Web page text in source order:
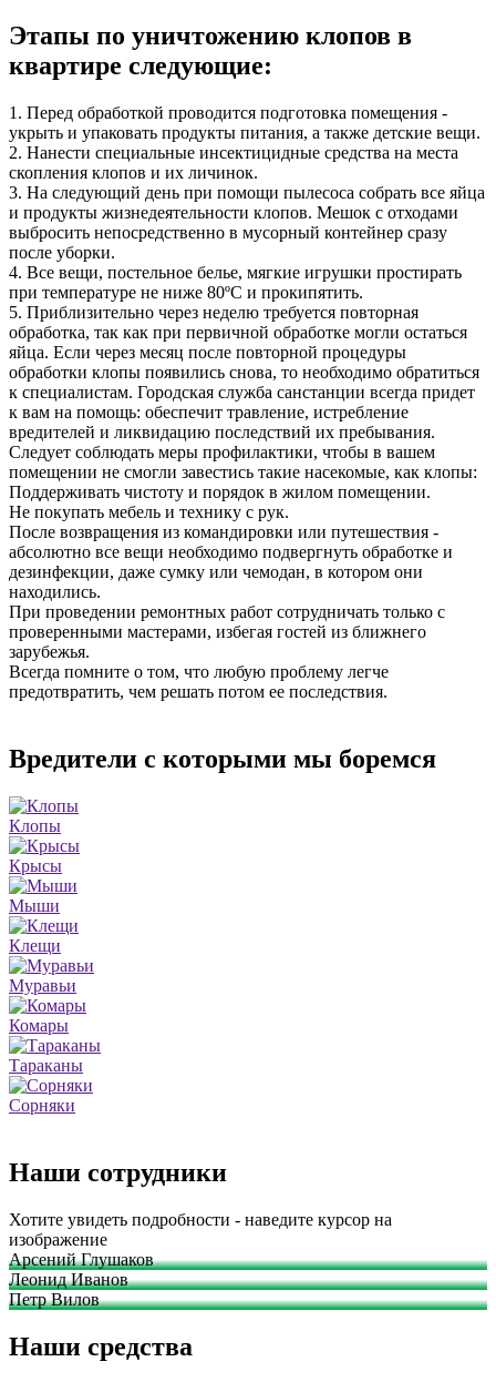
Этапы по уничтожению клопов в
квартире следующие:
1. Перед обработкой проводится подготовка помещения -
укрыть и упаковать продукты питания, а также детские вещи.
2. Нанести специальные инсектицидные средства на места
скопления клопов и их личинок.
3. На следующий день при помощи пылесоса собрать все яйца
и продукты жизнедеятельности клопов. Мешок с отходами
выбросить непосредственно в мусорный контейнер сразу
после уборки.
4. Все вещи, постельное белье, мягкие игрушки простирать
при температуре не ниже 80ºС и прокипятить.
5. Приблизительно через неделю требуется повторная
обработка, так как при первичной обработке могли остаться
яйца. Если через месяц после повторной процедуры
обработки клопы появились снова, то необходимо обратиться
к специалистам. Городская служба санстанции всегда придет
к вам на помощь: обеспечит травление, истребление
вредителей и ликвидацию последствий их пребывания.
Следует соблюдать меры профилактики, чтобы в вашем
помещении не смогли завестись такие насекомые, как клопы:
Поддерживать чистоту и порядок в жилом помещении.
Не покупать мебель и технику с рук.
После возвращения из командировки или путешествия -
абсолютно все вещи необходимо подвергнуть обработке и
дезинфекции, даже сумку или чемодан, в котором они
находились.
При проведении ремонтных работ сотрудничать только с
проверенными мастерами, избегая гостей из ближнего
зарубежья.
Всегда помните о том, что любую проблему легче
предотвратить, чем решать потом ее последствия.
Вредители с которыми мы боремся
Клопы
Крысы
Мыши
Клещи
Муравьи
Комары
Тараканы
Сорняки
Наши сотрудники
Хотите увидеть подробности - наведите курсор на
изображение
Арсений Глушаков
Леонид Иванов
Петр Вилов
Наши средства